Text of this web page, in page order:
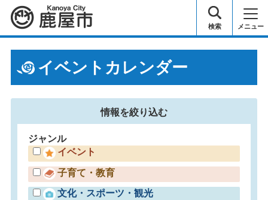
鹿屋市 検索 メニュー
イベントカレンダー
情報を絞り込む
ジャンル
イベント
子育て・教育
文化・スポーツ・観光